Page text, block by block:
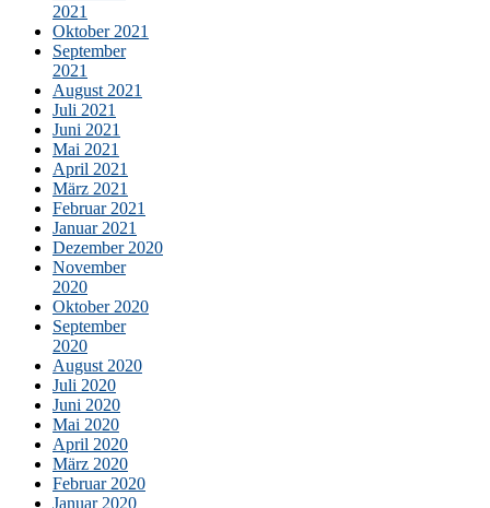
2021
Oktober 2021
September
2021
August 2021
Juli 2021
Juni 2021
Mai 2021
April 2021
März 2021
Februar 2021
Januar 2021
Dezember 2020
November
2020
Oktober 2020
September
2020
August 2020
Juli 2020
Juni 2020
Mai 2020
April 2020
März 2020
Februar 2020
Januar 2020